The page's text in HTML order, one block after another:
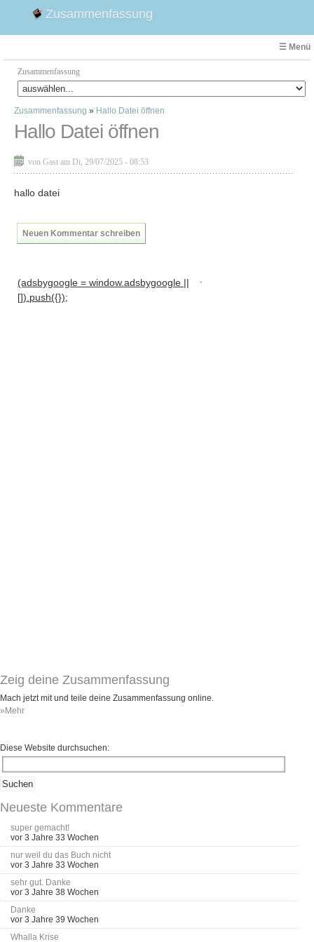
Zusammenfassung
☰ Menü
Zusammenfassung
Faust
Willhelm Tell
Effi Briest
Emilia Galotti
1. Weltkrieg Zusammenfassung
Weimarer Republik
Woyzeck
Aktive Forenbeiträge
Dies ist das Forum um neue Funktionen und Information zu Wünschen
Regeln (Bitte vor dem posten lesen)
Zusammenfassung » Hallo Datei öffnen
Hallo Datei öffnen
von Gast am Di, 29/07/2025 - 08:53
hallo datei
Neuen Kommentar schreiben
(adsbygoogle = window.adsbygoogle ||
[]).push({});
Zeig deine Zusammenfassung
Mach jetzt mit und teile deine Zusammenfassung online.
»Mehr
Diese Website durchsuchen:
Neueste Kommentare
super gemacht!
vor 3 Jahre 33 Wochen
nur weil du das Buch nicht
vor 3 Jahre 33 Wochen
sehr gut. Danke
vor 3 Jahre 38 Wochen
Danke
vor 3 Jahre 39 Wochen
Whalla Krise